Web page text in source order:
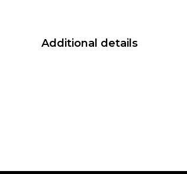
Additional details